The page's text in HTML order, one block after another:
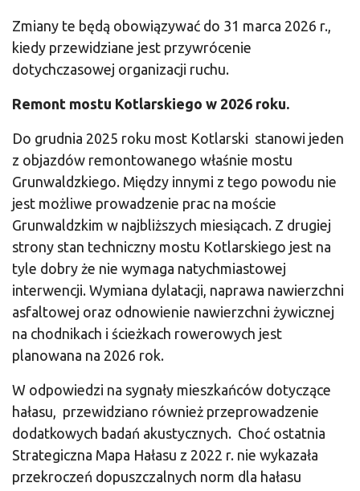
Zmiany te będą obowiązywać do 31 marca 2026 r.,
kiedy przewidziane jest przywrócenie
dotychczasowej organizacji ruchu.
Remont mostu Kotlarskiego w 2026 roku.
Do grudnia 2025 roku most Kotlarski stanowi jeden
z objazdów remontowanego właśnie mostu
Grunwaldzkiego. Między innymi z tego powodu nie
jest możliwe prowadzenie prac na moście
Grunwaldzkim w najbliższych miesiącach. Z drugiej
strony stan techniczny mostu Kotlarskiego jest na
tyle dobry że nie wymaga natychmiastowej
interwencji. Wymiana dylatacji, naprawa nawierzchni
asfaltowej oraz odnowienie nawierzchni żywicznej
na chodnikach i ścieżkach rowerowych jest
planowana na 2026 rok.
W odpowiedzi na sygnały mieszkańców dotyczące
hałasu, przewidziano również przeprowadzenie
dodatkowych badań akustycznych. Choć ostatnia
Strategiczna Mapa Hałasu z 2022 r. nie wykazała
przekroczeń dopuszczalnych norm dla hałasu